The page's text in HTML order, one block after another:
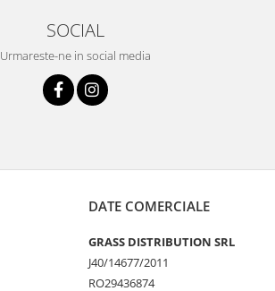
SOCIAL
Urmareste-ne in social media
DATE COMERCIALE
GRASS DISTRIBUTION SRL
J40/14677/2011
RO29436874